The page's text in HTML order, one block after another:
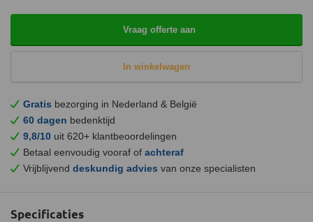
Vraag offerte aan
In winkelwagen
Gratis bezorging in Nederland & België
60 dagen bedenktijd
9,8/10 uit 620+ klantbeoordelingen
Betaal eenvoudig vooraf of achteraf
Vrijblijvend deskundig advies van onze specialisten
Specificaties